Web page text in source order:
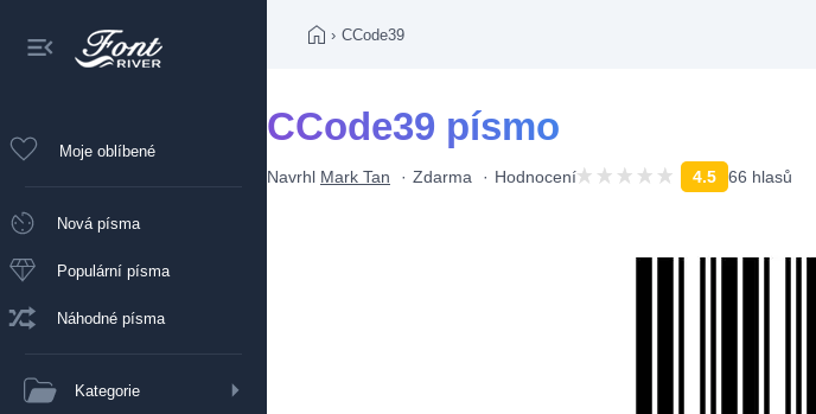
Moje oblíbené
Nová písma
Populární písma
Náhodné písma
Kategorie
› CCode39
CCode39 písmo
Navrhl Mark Tan Zdarma Hodnocení 4.5 66 hlasů